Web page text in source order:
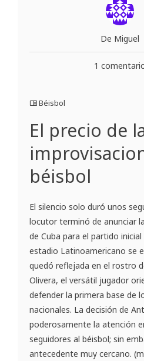
De Miguel
1
Béisbol
El precio de
béisbol
El silencio solo duró unos
locutor terminó de anunciar
de Cuba para el partido
estadio Latinoamericano se
quedó reflejada en el rostro
Olivera, el versátil jugador
defender la primera base de
nacionales. La decisión de
poderosamente la atención
seguidores al béisbol; sin
antecedente muy cercano.